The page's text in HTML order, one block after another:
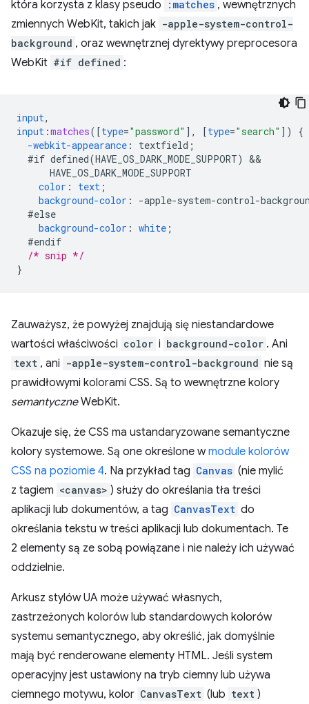
która korzysta z klasy pseudo :matches , wewnętrznych
zmiennych WebKit, takich jak -apple-system-control-
background , oraz wewnętrznej dyrektywy preprocesora
WebKit #if defined :
input,
input :matches([type="password" ], [type="search" ])
{
-webkit-appearance : textfield ;
#if defined(HAVE_OS_DARK_MODE_SUPPORT)
HAVE_OS_DARK_MODE_SUPPORT
color : text ;
background-color : -apple-system-control-
#else
background-color : white ;
#endif
/* snip */
}
Zauważysz, że powyżej znajdują się niestandardowe
wartości właściwości color i background-color . Ani
text , ani -apple-system-control-background nie są
prawidłowymi kolorami CSS. Są to wewnętrzne kolory
semantyczneWebKit.
Okazuje się, że CSS ma ustandaryzowane semantyczne
kolory systemowe. Są one określone wmodule kolorów
CSS na poziomie 4. Na przykład tag Canvas (nie mylić
z tagiem <canvas> ) służy do określania tła treści
aplikacji lub dokumentów, a tag CanvasText do
określania tekstu w treści aplikacji lub dokumentach. Te
2 elementy są ze sobą powiązane i nie należy ich używać
oddzielnie.
Arkusz stylów UA może używać własnych,
zastrzeżonych kolorów lub standardowych kolorów
systemu semantycznego, aby określić, jak domyślnie
mają być renderowane elementy HTML. Jeśli system
operacyjny jest ustawiony na tryb ciemny lub używa
ciemnego motywu, kolor CanvasText (lub text )